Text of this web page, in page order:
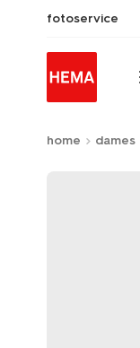
fotoservice
home dames